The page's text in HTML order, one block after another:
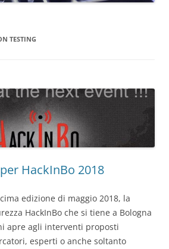
TESTING
HackInBo 2018
edizione di maggio 2018, la
HackInBo che si tiene a Bologna
apre agli interventi proposti
esperti o anche soltanto